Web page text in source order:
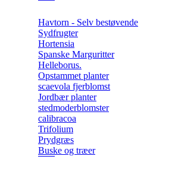
Havtorn - Selv bestøvende
Sydfrugter
Hortensia
Spanske Marguritter
Helleborus.
Opstammet planter
scaevola fjerblomst
Jordbær planter
stedmoderblomster
calibracoa
Trifolium
Prydgræs
Buske og træer